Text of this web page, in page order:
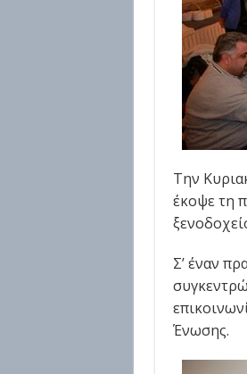
Την
έκοψε τη
Σ’ έναν
Ένωσης.